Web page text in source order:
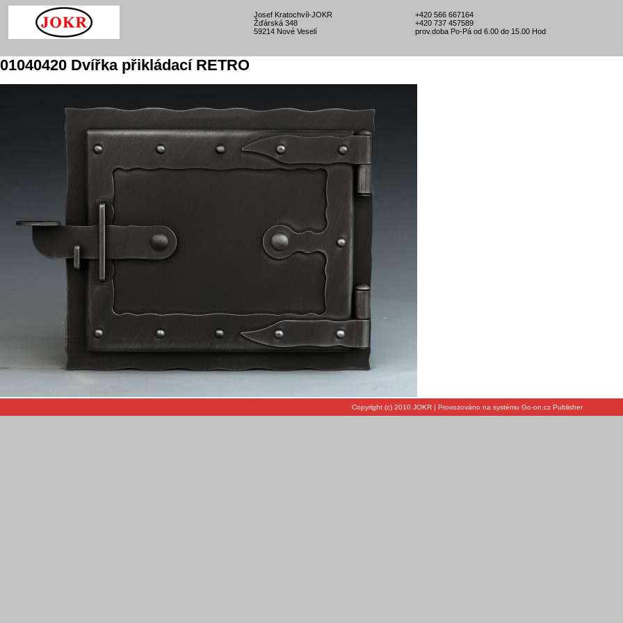
Josef Kratochvíl-JOKR
Žďárská 348
59214 Nové Veselí
+420 566 667164
+420 737 457589
prov.doba Po-Pá od 6.00 do 15.00 Hod
01040420 Dvířka přikládací RETRO
Copyright (c) 2010 JOKR | Provozováno na systému Go-on.cz Publisher